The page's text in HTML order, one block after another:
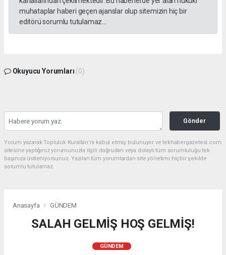
muhataplar haberi geçen ajanslar olup sitemizin hiç bir
editörü sorumlu tutulamaz...
Okuyucu Yorumları (0)
Gönder
Yorum yazarak Topluluk Kuralları’nı kabul etmiş bulunuyor ve tekhabergazetesi.com
sitesine yaptığınız yorumunuzla ilgili doğrudan veya dolaylı tüm sorumluluğu tek
başınıza üstleniyorsunuz. Yazılan tüm yorumlardan site yönetimi hiçbir şekilde
sorumlu tutulamaz.
Anasayfa GÜNDEM
SALAH GELMİŞ HOŞ GELMİŞ!
GÜNDEM